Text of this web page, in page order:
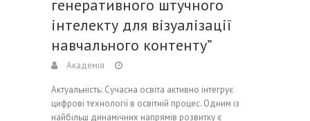
генеративного штучного
інтелекту для візуалізації
навчального контенту”
Академія
Актуальність: Сучасна освіта активно інтегрує
цифрові технології в освітній процес. Одним із
найбільш динамічних напрямів розвитку є